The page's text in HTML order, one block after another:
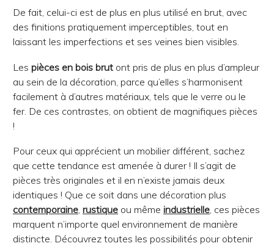
De fait, celui-ci est de plus en plus utilisé en brut, avec
des finitions pratiquement imperceptibles, tout en
laissant les imperfections et ses veines bien visibles.
Les pièces en bois brut ont pris de plus en plus d’ampleur
au sein de la décoration, parce qu’elles s’harmonisent
facilement à d’autres matériaux, tels que le verre ou le
fer. De ces contrastes, on obtient de magnifiques pièces
!
Pour ceux qui apprécient un mobilier différent, sachez
que cette tendance est amenée à durer ! Il s’agit de
pièces très originales et il en n’existe jamais deux
identiques ! Que ce soit dans une décoration plus
contemporaine, rustique ou même industrielle, ces pièces
marquent n’importe quel environnement de manière
distincte. Découvrez toutes les possibilités pour obtenir